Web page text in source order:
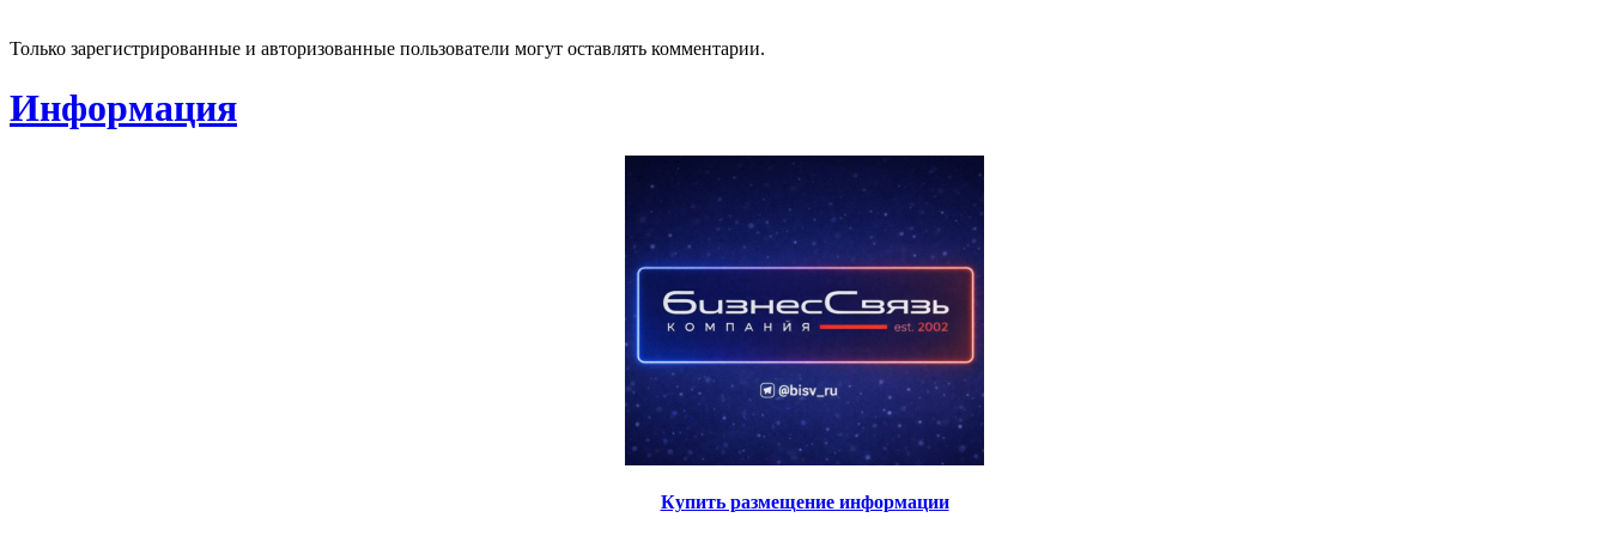
Только зарегистрированные и авторизованные пользователи могут оставлять комментарии.
Информация
Купить размещение информации